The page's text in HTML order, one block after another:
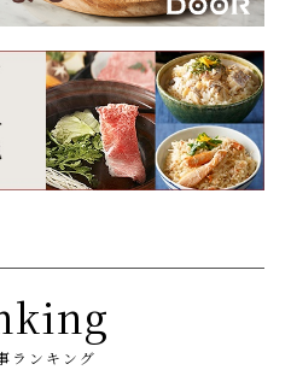
ランキング